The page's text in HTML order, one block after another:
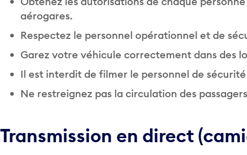
aérogares.
Respectez le personnel opérationnel et de
Garez votre véhicule correctement dans des
Il est interdit de filmer le personnel de
Ne restreignez pas la circulation des
Transmission en direct